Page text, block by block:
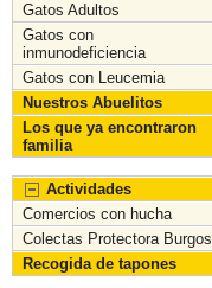
Gatos Adultos
Gatos con
inmunodeficiencia
Gatos con Leucemia
Nuestros Abuelitos
Los que ya encontraron
familia
Actividades
Comercios con hucha
Colectas Protectora Burgos
Recogida de tapones